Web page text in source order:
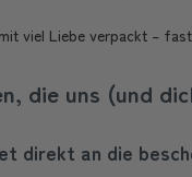
viel Liebe verpackt –
die uns (und
direkt an die